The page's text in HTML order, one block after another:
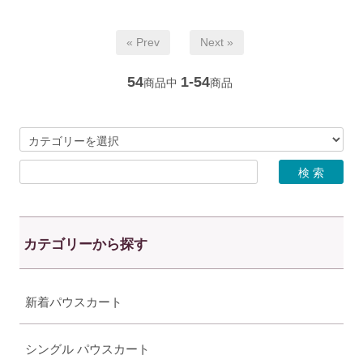
« Prev Next »
54商品中 1-54商品
カテゴリーから探す
新着パウスカート
シングル パウスカート